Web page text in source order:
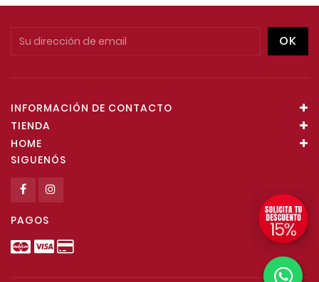
INFORMACIÓN DE CONTACTO
TIENDA
HOME
SIGUENÓS
PAGOS